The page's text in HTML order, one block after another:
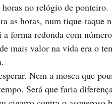
no relógio de ponteiro.
as horas, num tique-taque
forma redonda com
mais valor na vida era o
Nem a mosca que
Será que faria